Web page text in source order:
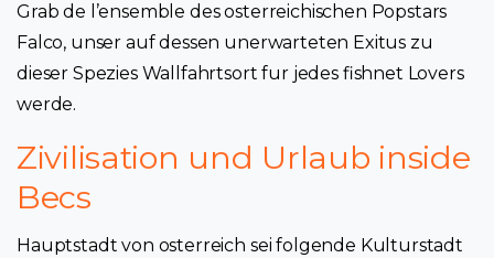
Grab de l’ensemble des osterreichischen Popstars
Falco, unser auf dessen unerwarteten Exitus zu
dieser Spezies Wallfahrtsort fur jedes fishnet Lovers
werde.
Zivilisation und Urlaub inside
Becs
Hauptstadt von osterreich sei folgende Kulturstadt